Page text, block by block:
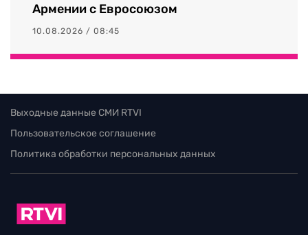
Армении с Евросоюзом
10.08.2026 / 08:45
Выходные данные СМИ RTVI
Пользовательское соглашение
Политика обработки персональных данных